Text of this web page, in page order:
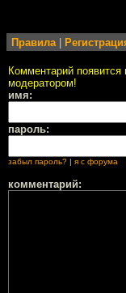
Правила|
Комментарий появится
модератором!
имя:
пароль:
забыл пароль? я с форума
комментарий: